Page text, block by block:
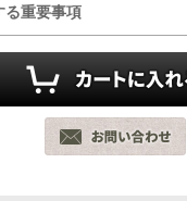
る重要事項